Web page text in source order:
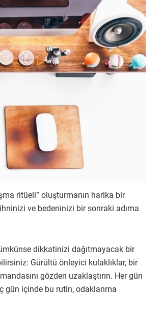
ritüeli” oluşturmanın harika bir
ve bedeninizi bir sonraki adıma
dikkatinizi dağıtmayacak bir
Gürültü önleyici kulaklıklar, bir
gözden uzaklaştırın. Her gün
gün içinde bu rutin, odaklanma